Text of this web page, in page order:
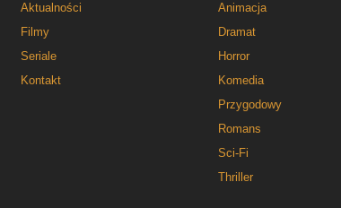
Aktualności
Filmy
Seriale
Kontakt
Animacja
Dramat
Horror
Komedia
Przygodowy
Romans
Sci-Fi
Thriller